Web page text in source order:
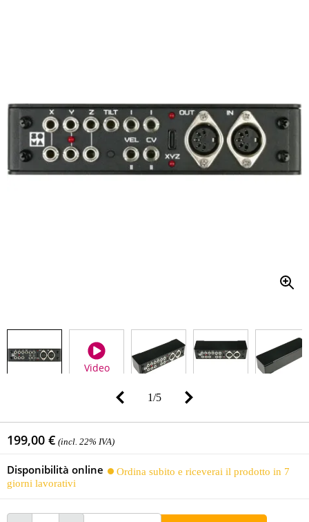
Video
1/5
199,00 € (incl. 22% IVA)
Disponibilità online
Ordina subito e riceverai il prodotto in 7
giorni lavorativi